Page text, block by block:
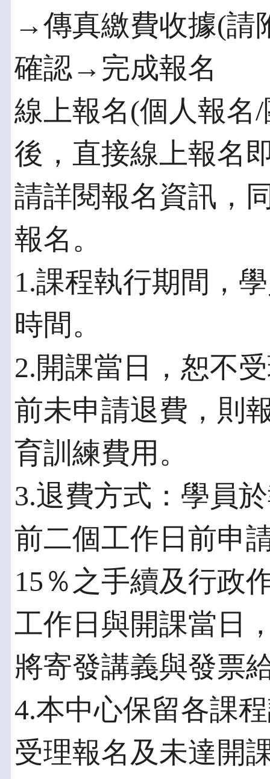
→傳真繳費收據(請
確認→完成報名
線上報名(個人報名
後，直接線上報名
請詳閱報名資訊，
報名。
1.課程執行期間，
時間。
2.開課當日，恕不
前未申請退費，則
育訓練費用。
3.退費方式：學員
前二個工作日前申
15％之手續及行政
工作日與開課當日
將寄發講義與發票
4.本中心保留各課
受理報名及未達開